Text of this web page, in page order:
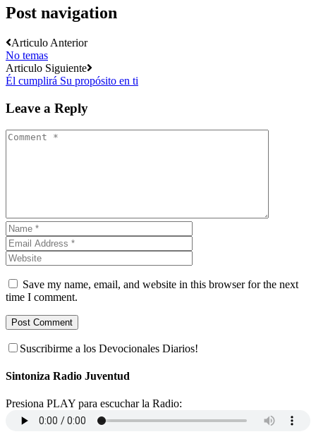
Post navigation
Articulo Anterior
No temas
Articulo Siguiente
Él cumplirá Su propósito en ti
Leave a Reply
Save my name, email, and website in this browser for the next
time I comment.
Suscribirme a los Devocionales Diarios!
Sintoniza Radio Juventud
Presiona PLAY para escuchar la Radio: